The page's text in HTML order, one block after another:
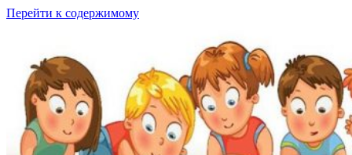
Перейти к содержимому